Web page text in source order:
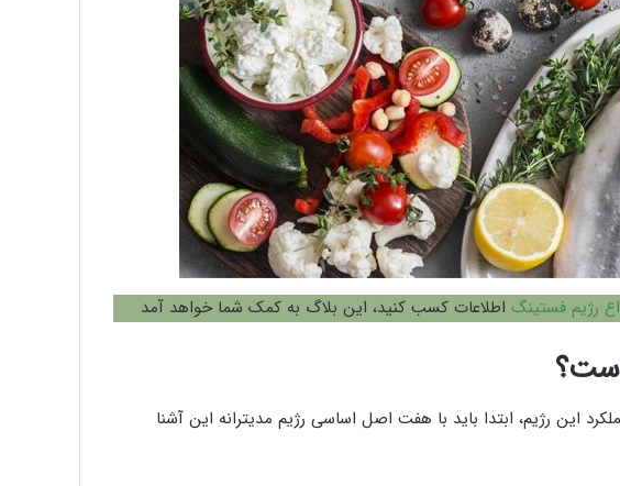
رژيم فستينگ اطلاعات کسب کنید، این بلاگ به کمک شما خواهد آمد
این رژیم، ابتدا باید با هفت اصل اساسی رژیم مدیترانه این آشنا